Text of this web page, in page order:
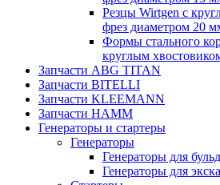
Резцы Wirtgen с
фрез диаметром 20
Формы стального
круглым
Запчасти ABG TITAN
Запчасти BITELLI
Запчасти KLEEMANN
Запчасти HAMM
Генераторы и стартеры
Генераторы
Генераторы для
Генераторы для